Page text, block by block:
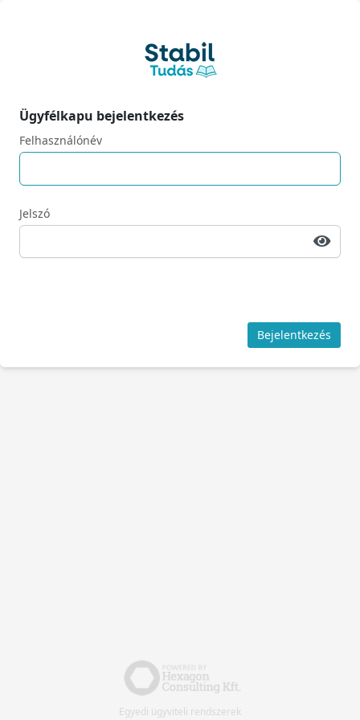
Ügyfélkapu bejelentkezés
Felhasználónév
Jelszó
Bejelentkezés
Egyedi ügyviteli rendszerek